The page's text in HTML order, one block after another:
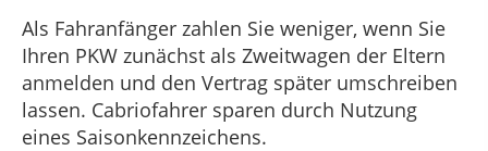
Als Fahranfänger zahlen Sie weniger, wenn Sie
Ihren PKW zunächst als Zweitwagen der Eltern
anmelden und den Vertrag später umschreiben
lassen. Cabriofahrer sparen durch Nutzung
eines Saisonkennzeichens.